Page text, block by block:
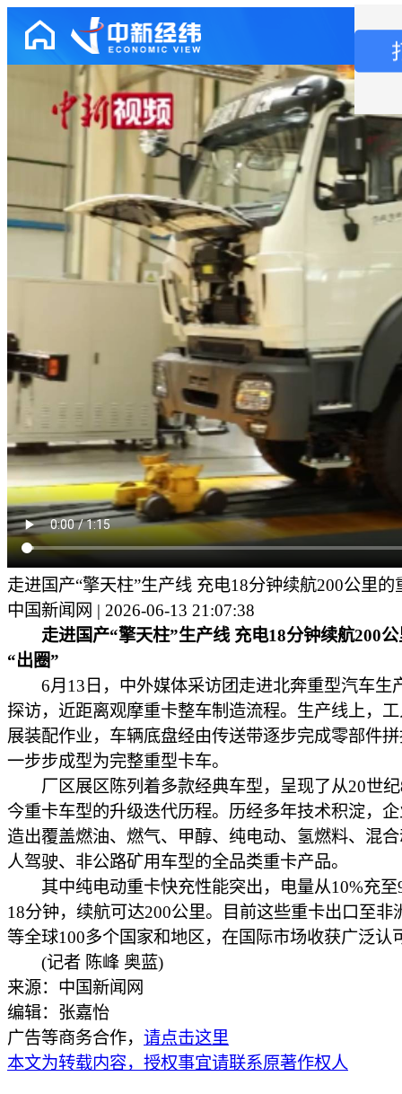
走进国产“擎天柱”生产线 充电18分钟续航200公里的
中国新闻网 | 2026-06-13 21:07:38
走进国产“擎天柱”生产线 充电18分钟续航200公
“出圈”
6月13日，中外媒体采访团走进北奔重型汽车生
探访，近距离观摩重卡整车制造流程。生产线上，
展装配作业，车辆底盘经由传送带逐步完成零部件
一步步成型为完整重型卡车。
厂区展区陈列着多款经典车型，呈现了从20世纪
今重卡车型的升级迭代历程。历经多年技术积淀，
造出覆盖燃油、燃气、甲醇、纯电动、氢燃料、混
人驾驶、非公路矿用车型的全品类重卡产品。
其中纯电动重卡快充性能突出，电量从10%充至
18分钟，续航可达200公里。目前这些重卡出口至非
等全球100多个国家和地区，在国际市场收获广泛认
(记者 陈峰 奥蓝)
来源：中国新闻网
编辑：张嘉怡
广告等商务合作， 请点击这里
本文为转载内容，授权事宜请联系原著作权人